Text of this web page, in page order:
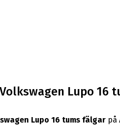
Lupo 16
Lupo 16 tums fälgarpå